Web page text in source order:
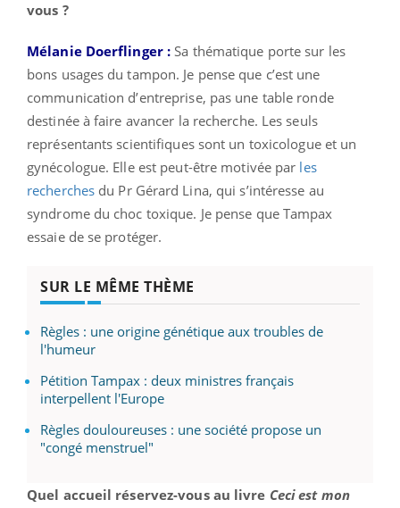
vous ?
Mélanie Doerflinger : Sa thématique porte sur les
bons usages du tampon. Je pense que c’est une
communication d’entreprise, pas une table ronde
destinée à faire avancer la recherche. Les seuls
représentants scientifiques sont un toxicologue et un
gynécologue. Elle est peut-être motivée par les
recherches du Pr Gérard Lina, qui s’intéresse au
syndrome du choc toxique. Je pense que Tampax
essaie de se protéger.
SUR LE MÊME THÈME
Règles : une origine génétique aux troubles de
l'humeur
Pétition Tampax : deux ministres français
interpellent l'Europe
Règles douloureuses : une société propose un
"congé menstruel"
Quel accueil réservez-vous au livre Ceci est mon